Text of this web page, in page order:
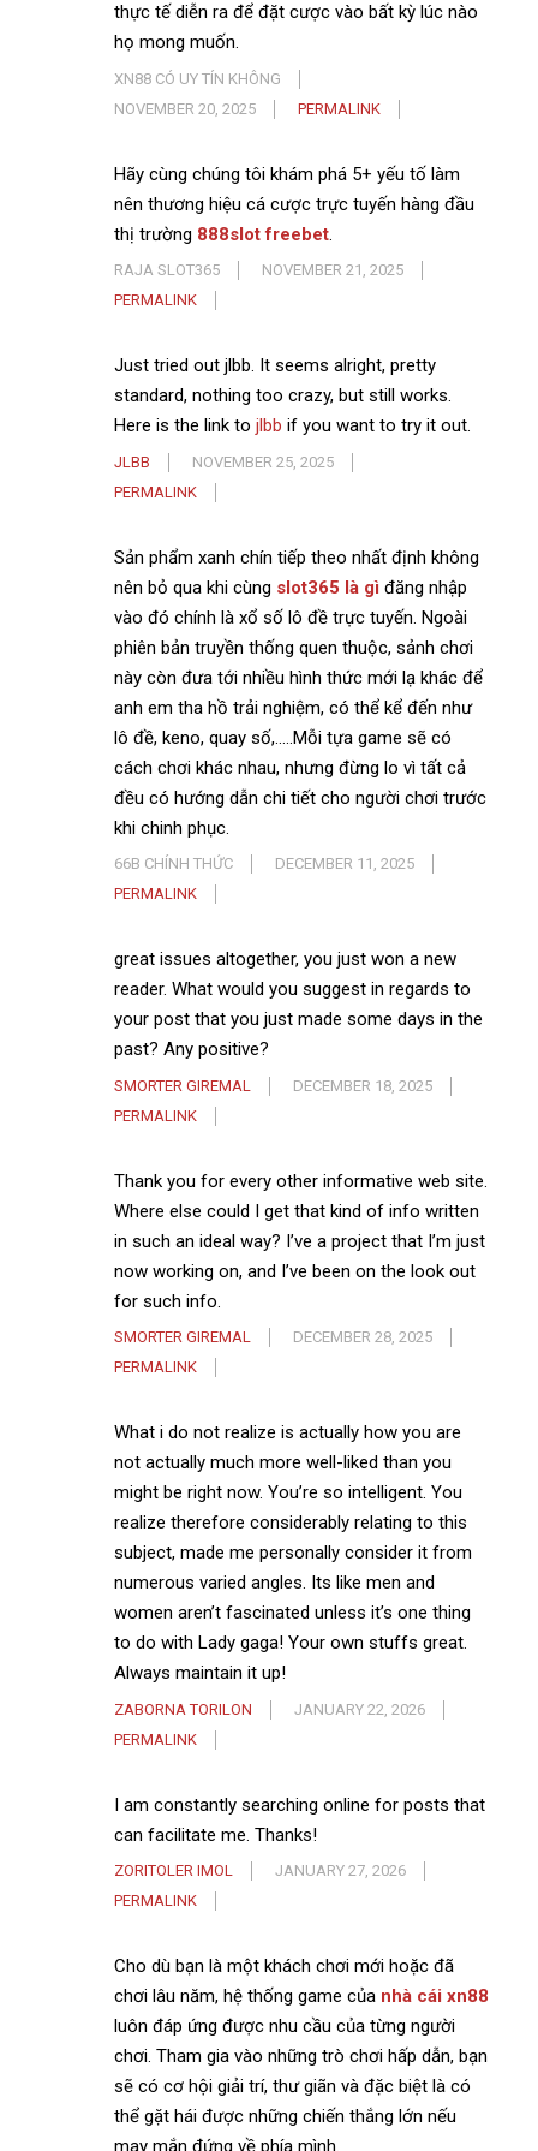
thực tế diễn ra để đặt cược vào bất kỳ lúc nào
họ mong muốn.
XN88 CÓ UY TÍN KHÔNG
NOVEMBER 20, 2025
PERMALINK
Hãy cùng chúng tôi khám phá 5+ yếu tố làm
nên thương hiệu cá cược trực tuyến hàng đầu
thị trường 888slot freebet.
RAJA SLOT365
NOVEMBER 21, 2025
PERMALINK
Just tried out jlbb. It seems alright, pretty
standard, nothing too crazy, but still works.
Here is the link to jlbb if you want to try it out.
JLBB
NOVEMBER 25, 2025
PERMALINK
Sản phẩm xanh chín tiếp theo nhất định không
nên bỏ qua khi cùng slot365 là gì đăng nhập
vào đó chính là xổ số lô đề trực tuyến. Ngoài
phiên bản truyền thống quen thuộc, sảnh chơi
này còn đưa tới nhiều hình thức mới lạ khác để
anh em tha hồ trải nghiệm, có thể kể đến như
lô đề, keno, quay số,…..Mỗi tựa game sẽ có
cách chơi khác nhau, nhưng đừng lo vì tất cả
đều có hướng dẫn chi tiết cho người chơi trước
khi chinh phục.
66B CHÍNH THỨC
DECEMBER 11, 2025
PERMALINK
great issues altogether, you just won a new
reader. What would you suggest in regards to
your post that you just made some days in the
past? Any positive?
SMORTER GIREMAL
DECEMBER 18, 2025
PERMALINK
Thank you for every other informative web site.
Where else could I get that kind of info written
in such an ideal way? I’ve a project that I’m just
now working on, and I’ve been on the look out
for such info.
SMORTER GIREMAL
DECEMBER 28, 2025
PERMALINK
What i do not realize is actually how you are
not actually much more well-liked than you
might be right now. You’re so intelligent. You
realize therefore considerably relating to this
subject, made me personally consider it from
numerous varied angles. Its like men and
women aren’t fascinated unless it’s one thing
to do with Lady gaga! Your own stuffs great.
Always maintain it up!
ZABORNA TORILON
JANUARY 22, 2026
PERMALINK
I am constantly searching online for posts that
can facilitate me. Thanks!
ZORITOLER IMOL
JANUARY 27, 2026
PERMALINK
Cho dù bạn là một khách chơi mới hoặc đã
chơi lâu năm, hệ thống game của nhà cái xn88
luôn đáp ứng được nhu cầu của từng người
chơi. Tham gia vào những trò chơi hấp dẫn, bạn
sẽ có cơ hội giải trí, thư giãn và đặc biệt là có
thể gặt hái được những chiến thắng lớn nếu